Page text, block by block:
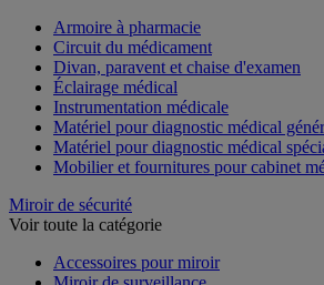
Armoire à pharmacie
Circuit du médicament
Divan, paravent et chaise d'examen
Éclairage médical
Instrumentation médicale
Matériel pour diagnostic médical
Matériel pour diagnostic médical
Mobilier et fournitures pour cabinet
Miroir de sécurité
Voir toute la catégorie
Accessoires pour miroir